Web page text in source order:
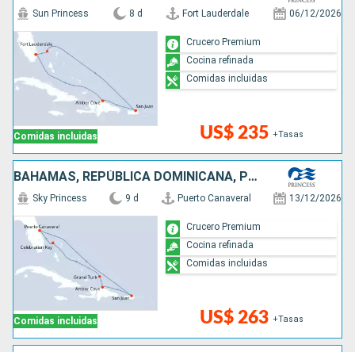
Comidas incluidas
Sun Princess 8 d Fort Lauderdale 06/12/2026
US$ 235 +Tasas
Crucero Premium
Cocina refinada
Comidas incluidas
BAHAMAS, REPÚBLICA DOMINICANA, PUERTO RICO, ESTADOS UNIDOS
Comidas incluidas
Sky Princess 9 d Puerto Canaveral 13/12/2026
US$ 263 +Tasas
Crucero Premium
Cocina refinada
Comidas incluidas